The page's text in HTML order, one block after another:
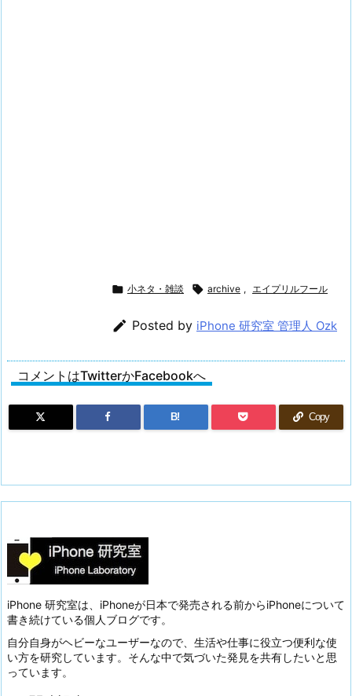
 小ネタ・雑談  archive , エイプリルフール
 Posted by iPhone 研究室 管理人 Ozk
コメントはTwitterかFacebookへ
B! Copy
iPhone 研究室は、iPhoneが日本で発売される前からiPhoneについて
書き続けている個人ブログです。
自分自身がヘビーなユーザーなので、生活や仕事に役立つ便利な使
い方を研究しています。そんな中で気づいた発見を共有したいと思
っています。